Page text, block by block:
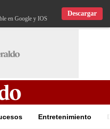
en Google y IOS
Descargar
Entretenimiento